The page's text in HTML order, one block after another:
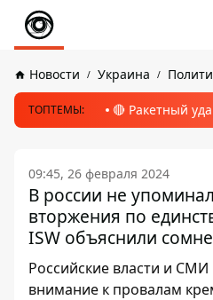
Новости Украина
ТОПТЕМЫ: 🔴 Ракетный
09:45, 26 февраля 2024
В россии не
вторжения по
ISW объяснили
Российские власти и СМИ
внимание к провалам